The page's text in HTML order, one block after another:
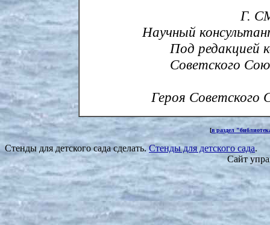
Г.
Научный
Под редакцией
Советского
Героя
[в раздел
Стенды для детского сада сделать.Стенды для детского сада.
Сайт